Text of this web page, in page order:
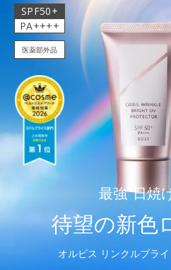
SPF50+
PA++++
医薬部外品
最強*日焼
待望の新色
オルビス リンクルブラ